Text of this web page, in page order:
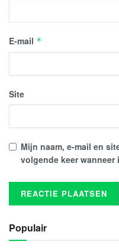
E-mail *
Site
Mijn naam, e-mail en
volgende keer wanneer
Populair